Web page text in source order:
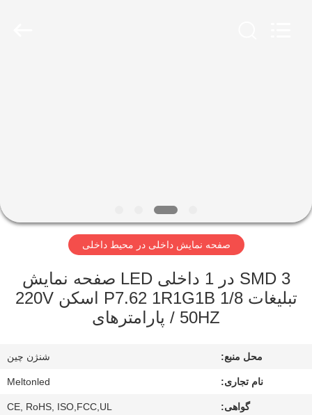
ما
کارخانه
COMPANY
صفحه نمایش داخلی در محیط داخلی
SMD 3 در 1 داخلی LED صفحه نمایش
تبلیغات P7.62 1R1G1B 1/8 اسکن 220V
/ 50HZ پارامترهای
محل منبع: شنژن چین
نام تجاری: Meltonled
گواهی: CE, RoHS, ISO,FCC,UL